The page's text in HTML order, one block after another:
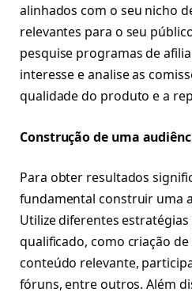
alinhados com o seu nicho
relevantes para o seu
pesquise programas de
interesse e analise as
qualidade do produto e a
Construção de uma
Para obter resultados
fundamental construir uma
Utilize diferentes
qualificado, como criação de
conteúdo relevante,
fóruns, entre outros. Além